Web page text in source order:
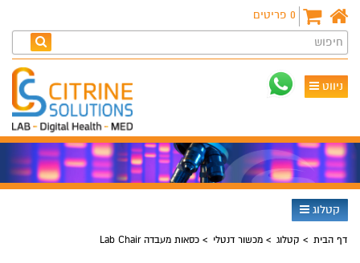
0 פריטים
חיפוש
ניווט
קטלוג
דף הבית קטלוג מכשור דנטלי כסאות מעבדה Lab Chair